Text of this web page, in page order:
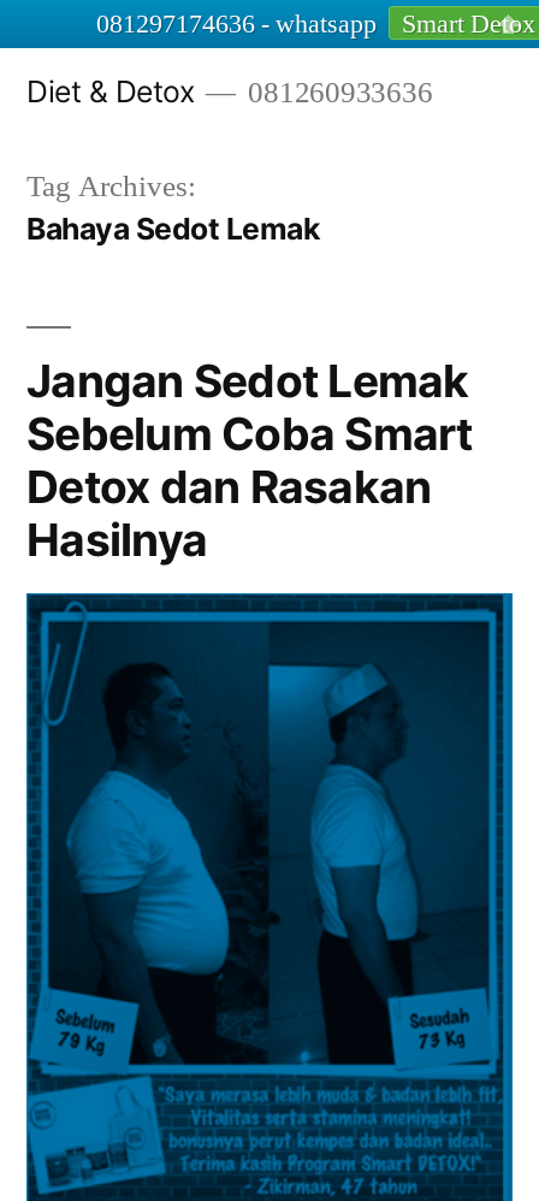
Diet & Detox 081260933636
Tag Archives:
Bahaya Sedot Lemak
Jangan Sedot Lemak
Sebelum Coba Smart
Detox dan Rasakan
Hasilnya
081297174636 - whatsapp Smart Detox